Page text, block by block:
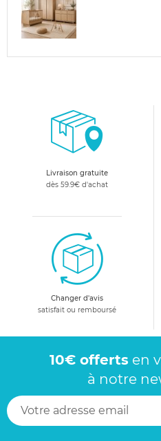
Livraison gratuite
dès 59.9€ d'achat
Changer d'avis
satisfait ou remboursé
10€ offerts en
à notre